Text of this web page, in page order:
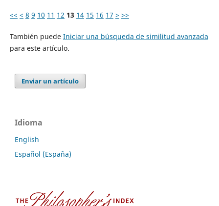
<< < 8 9 10 11 12 13 14 15 16 17 > >>
También puede Iniciar una búsqueda de similitud avanzada
para este artículo.
Enviar un artículo
Idioma
English
Español (España)